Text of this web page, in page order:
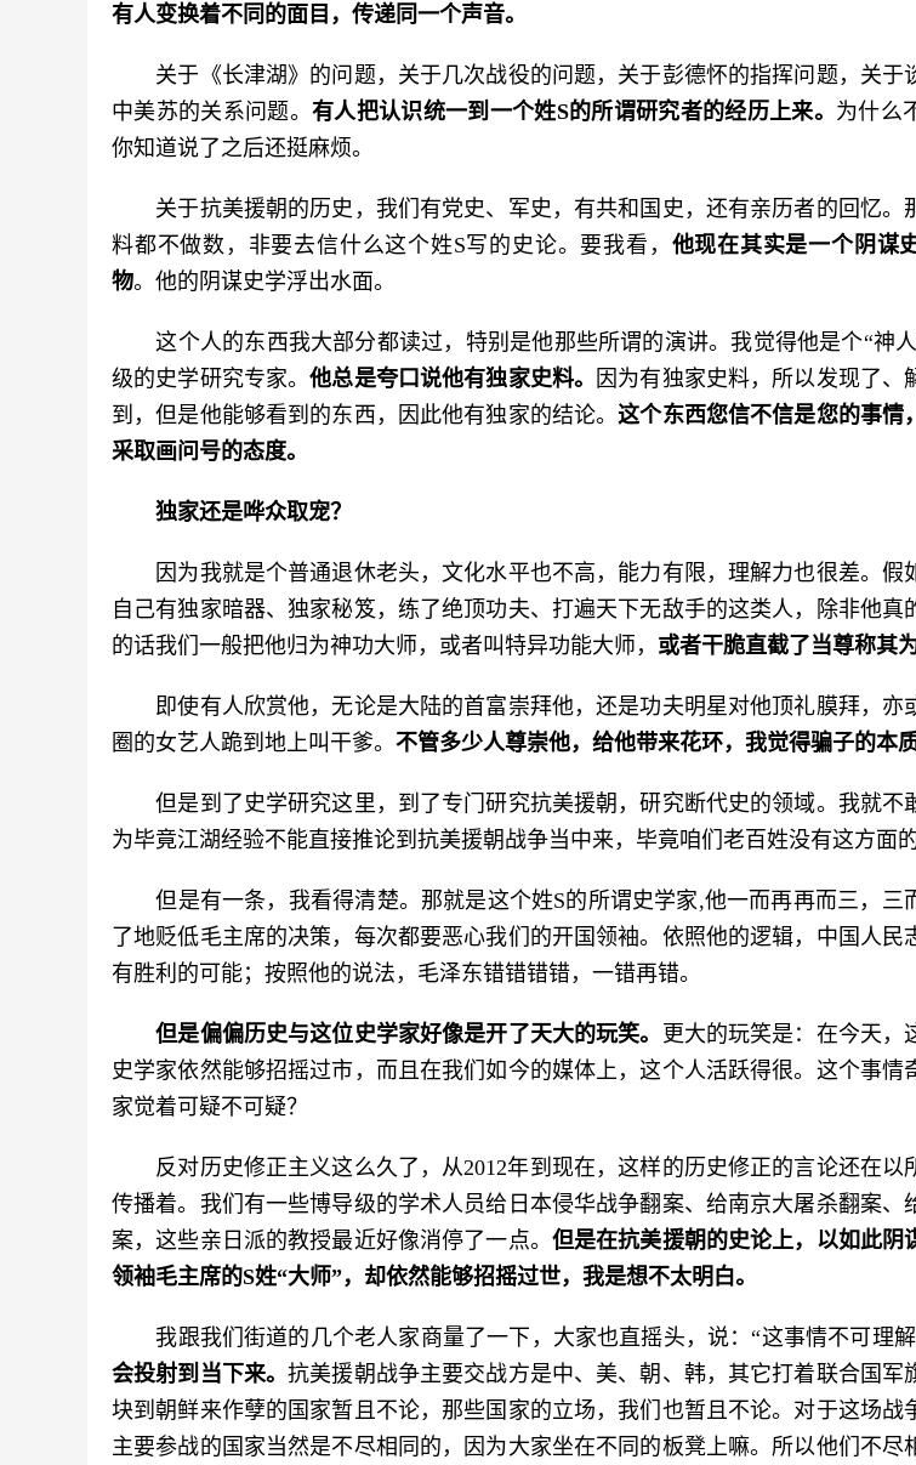
有人变换着不同的面目，传递同一个声音。
关于《长津湖》的问题，关于几次战役的问题，关于彭德怀的指挥问题，关于
中美苏的关系问题。 有人把认识统一到一个姓S的所谓研究者的经历上来。 为什么
你知道说了之后还挺麻烦。
关于抗美援朝的历史，我们有党史、军史，有共和国史，还有亲历者的回忆。
料都不做数，非要去信什么这个姓S写的史论。要我看， 他现在其实是一个阴谋
物。他的阴谋史学浮出水面。
这个人的东西我大部分都读过，特别是他那些所谓的演讲。我觉得他是个“神人
级的史学研究专家。他总是夸口说他有独家史料。
因为有独家史料，所以发现了、
到，但是他能够看到的东西，因此他有独家的结论。这个东西您信不信是您的事情
采取画问号的态度。
独家还是哗众取宠？
因为我就是个普通退休老头，文化水平也不高，能力有限，理解力也很差。假
自己有独家暗器、独家秘笈，练了绝顶功夫、打遍天下无敌手的这类人，除非他真
的话我们一般把他归为神功大师，或者叫特异功能大师， 或者干脆直截了当尊称其
即使有人欣赏他，无论是大陆的首富崇拜他，还是功夫明星对他顶礼膜拜，亦
圈的女艺人跪到地上叫干爹。 不管多少人尊崇他，给他带来花环，我觉得骗子的本质
但是到了史学研究这里，到了专门研究抗美援朝，研究断代史的领域。我就不
为毕竟江湖经验不能直接推论到抗美援朝战争当中来，毕竟咱们老百姓没有这方面的
但是有一条，我看得清楚。那就是这个姓S的所谓史学家,他一而再再而三，三
了地贬低毛主席的决策，每次都要恶心我们的开国领袖。依照他的逻辑，中国人民
有胜利的可能；按照他的说法，毛泽东错错错错，一错再错。
但是偏偏历史与这位史学家好像是开了天大的玩笑。
更大的玩笑是：在今天，
史学家依然能够招摇过市，而且在我们如今的媒体上，这个人活跃得很。这个事情
家觉着可疑不可疑？
反对历史修正主义这么久了，从2012年到现在，这样的历史修正的言论还在以
传播着。我们有一些博导级的学术人员给日本侵华战争翻案、给南京大屠杀翻案、
案，这些亲日派的教授最近好像消停了一点。 但是在抗美援朝的史论上，以如此阴
领袖毛主席的S姓“大师”，却依然能够招摇过世，我是想不太明白。
我跟我们街道的几个老人家商量了一下，大家也直摇头，说：“这事情不可理
会投射到当下来。抗美援朝战争主要交战方是中、美、朝、韩，其它打着联合国军
块到朝鲜来作孽的国家暂且不论，那些国家的立场，我们也暂且不论。对于这场战
主要参战的国家当然是不尽相同的，因为大家坐在不同的板凳上嘛。所以他们不尽